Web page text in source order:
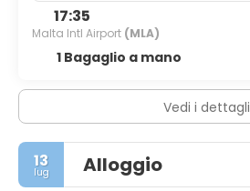
17:35
Malta Intl Airport (MLA)
1 Bagaglio a mano
Vedi i dettagli
13
lug Alloggio